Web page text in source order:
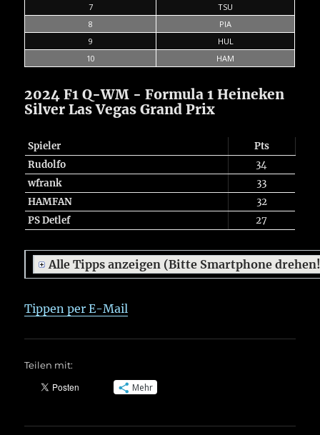
7
TSU
8
PIA
9
HUL
10
HAM
2024 F1 Q-WM - Formula 1 Heineken
Silver Las Vegas Grand Prix
Spieler
Pts
Rudolfo
34
wfrank
33
HAMFAN
32
PS Detlef
27
Alle Tipps anzeigen (Bitte Smartphone
Tippen per E-Mail
Teilen mit:
Mehr